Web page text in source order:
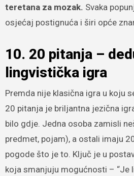
teretana za mozak. Svaka
osjećaj postignuća i širi opće
10. 20 pitanja –
lingvistička igra
Premda nije klasična igra u koju
20 pitanja je briljantna jezična
bilo gdje. Jedna osoba zamisli
predmet, pojam), a ostali imaju
pogode što je to. Ključ je u
koja smanjuju mogućnosti – “Je